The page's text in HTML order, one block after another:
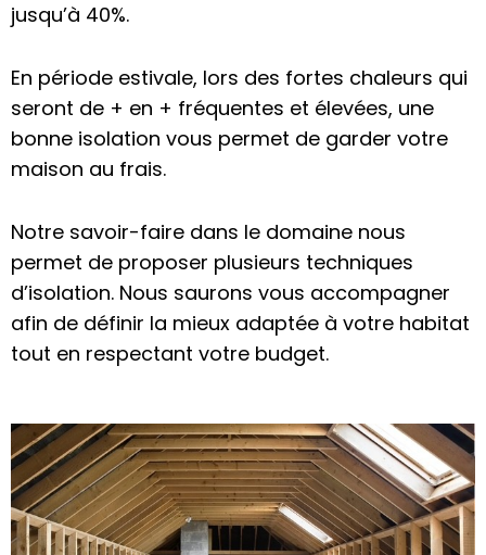
jusqu’à 40%.
En période estivale, lors des fortes chaleurs qui
seront de + en + fréquentes et élevées, une
bonne isolation vous permet de garder votre
maison au frais.
Notre savoir-faire dans le domaine nous
permet de proposer plusieurs techniques
d’isolation. Nous saurons vous accompagner
afin de définir la mieux adaptée à votre habitat
tout en respectant votre budget.